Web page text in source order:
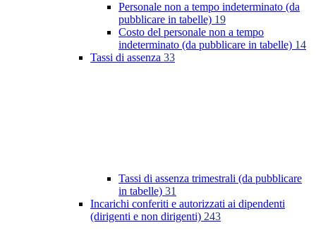
Personale non a tempo indeterminato (da
pubblicare in tabelle) 19
Costo del personale non a tempo
indeterminato (da pubblicare in tabelle) 14
Tassi di assenza 33
Tassi di assenza trimestrali (da pubblicare
in tabelle) 31
Incarichi conferiti e autorizzati ai dipendenti
(dirigenti e non dirigenti) 243